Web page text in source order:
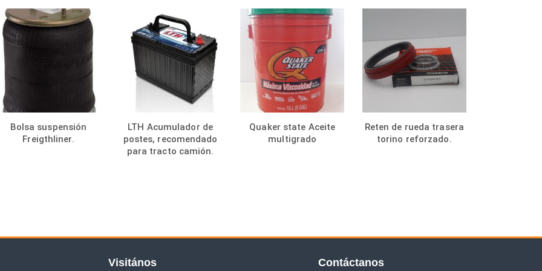
Bolsa suspensión
Freigthliner.
LTH Acumulador de
postes, recomendado
para tracto camión.
Quaker state Aceite
multigrado
Reten de rueda trasera
torino reforzado.
Visitános Contáctanos